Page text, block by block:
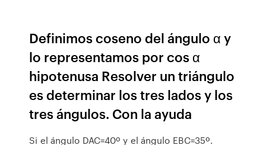
Definimos coseno del ángulo α y
lo representamos por cos α
hipotenusa Resolver un triángulo
es determinar los tres lados y los
tres ángulos. Con la ayuda
Si el ángulo DAC=40º y el ángulo EBC=35º.